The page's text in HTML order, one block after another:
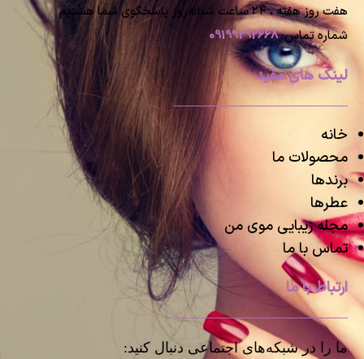
هفت روز هفته ، ۲۴ ساعت شبانه‌روز پاسخگوی شما هستیم
شماره تماس:09199292668
لینک های مفید
خانه
محصولات ما
برندها
عطرها
مجله زیبایی موی من
تماس با ما
ارتباط با ما
ما را در شبکه‌های اجتماعی دنبال کنید: